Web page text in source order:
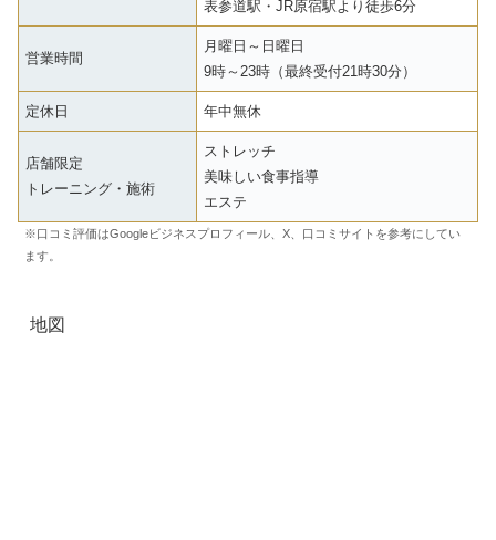
表参道駅・JR原宿駅より徒歩6分
営業時間
月曜日～日曜日
9時～23時（最終受付21時30分）
定休日 年中無休
店舗限定
トレーニング・施術
ストレッチ
美味しい食事指導
エステ
※口コミ評価はGoogleビジネスプロフィール、X、口コミサイトを参考にしてい
ます。
地図